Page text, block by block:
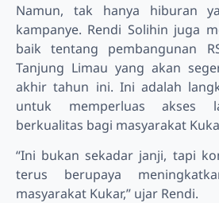
Namun, tak hanya hiburan
kampanye. Rendi Solihin juga
baik tentang pembangunan
Tanjung Limau yang akan
akhir tahun ini. Ini adalah
untuk memperluas akses
berkualitas bagi masyarakat
“Ini bukan sekadar janji, tapi
terus berupaya
masyarakat Kukar,” ujar Rendi.